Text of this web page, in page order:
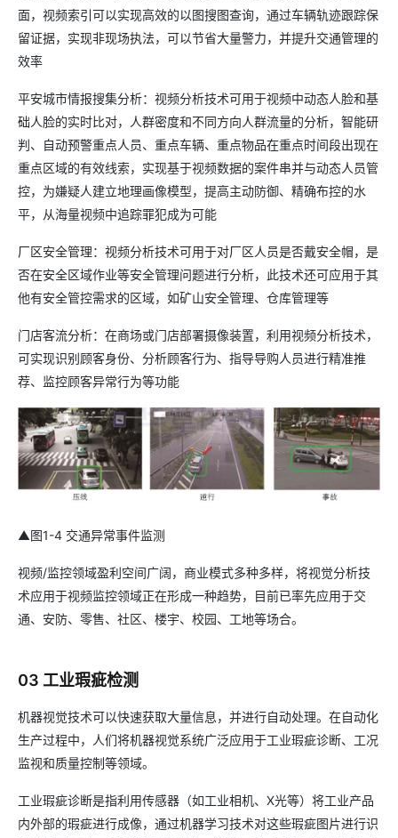
面，视频索引可以实现高效的以图搜图查询，通过车辆轨迹跟踪保
留证据，实现非现场执法，可以节省大量警力，并提升交通管理的
效率
平安城市情报搜集分析：视频分析技术可用于视频中动态人脸和基
础人脸的实时比对，人群密度和不同方向人群流量的分析，智能研
判、自动预警重点人员、重点车辆、重点物品在重点时间段出现在
重点区域的有效线索，实现基于视频数据的案件串并与动态人员管
控，为嫌疑人建立地理画像模型，提高主动防御、精确布控的水
平，从海量视频中追踪罪犯成为可能
厂区安全管理：视频分析技术可用于对厂区人员是否戴安全帽，是
否在安全区域作业等安全管理问题进行分析，此技术还可应用于其
他有安全管控需求的区域，如矿山安全管理、仓库管理等
门店客流分析：在商场或门店部署摄像装置，利用视频分析技术，
可实现识别顾客身份、分析顾客行为、指导导购人员进行精准推
荐、监控顾客异常行为等功能
▲图1-4 交通异常事件监测
视频/监控领域盈利空间广阔，商业模式多种多样，将视觉分析技
术应用于视频监控领域正在形成一种趋势，目前已率先应用于交
通、安防、零售、社区、楼宇、校园、工地等场合。
03 工业瑕疵检测
机器视觉技术可以快速获取大量信息，并进行自动处理。在自动化
生产过程中，人们将机器视觉系统广泛应用于工业瑕疵诊断、工况
监视和质量控制等领域。
工业瑕疵诊断是指利用传感器（如工业相机、X光等）将工业产品
内外部的瑕疵进行成像，通过机器学习技术对这些瑕疵图片进行识